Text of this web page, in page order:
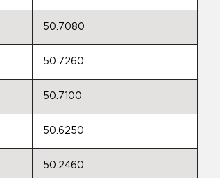
50.7080
50.7260
50.7100
50.6250
50.2460